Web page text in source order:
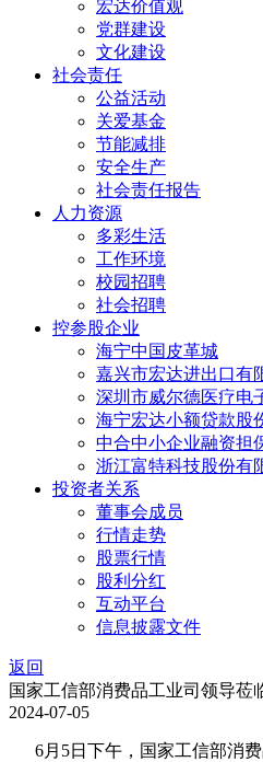
宏达价值观
党群建设
文化建设
社会责任
公益活动
关爱基金
节能减排
安全生产
社会责任报告
人力资源
多彩生活
工作环境
校园招聘
社会招聘
控参股企业
海宁中国皮革城
嘉兴市宏达进出口有
深圳市威尔德医疗电
海宁宏达小额贷款股
中合中小企业融资担
浙江富特科技股份有
投资者关系
董事会成员
行情走势
股票行情
股利分红
互动平台
信息披露文件
返回
国家工信部消费品工业司领导莅
2024-07-05
6月5日下午，国家工信部消费